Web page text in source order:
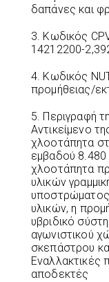
δαπάνες και
3. Κωδικός
14212200-
4. Κωδικός
προμήθειας/
5. Περιγραφή
Αντικείμενο
χλοοτάπητα
εμβαδού 8.480
χλοοτάπητα
υλικών
υλικών, η
υβριδικό
αγωνιστικού
σκεπάστρου
Εναλλακτικές
αποδεκτές